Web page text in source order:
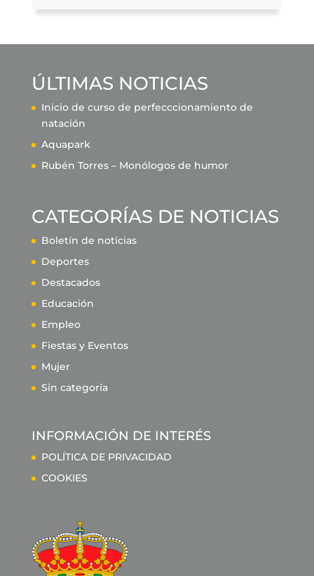
ÚLTIMAS NOTICIAS
Inicio de curso de perfecccionamiento de
natación
Aquapark
Rubén Torres – Monólogos de humor
CATEGORÍAS DE NOTICIAS
Boletín de noticias
Deportes
Destacados
Educación
Empleo
Fiestas y Eventos
Mujer
Sin categoría
INFORMACIÓN DE INTERÉS
POLÍTICA DE PRIVACIDAD
COOKIES